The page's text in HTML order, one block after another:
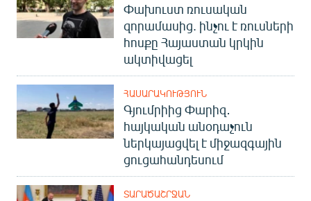
Փախուստ ռուսական
զորամասից. ինչու է ռուսների
հոսքը Հայաստան կրկին
ակտիվացել
ՀԱՍԱՐԱԿՈՒԹՅՈՒՆ
Գյումրիից Փարիզ․
հայկական անօդաչուն
ներկայացվել է միջազգային
ցուցահանդեսում
ՏԱՐԱԾԱՇՐՋԱՆ